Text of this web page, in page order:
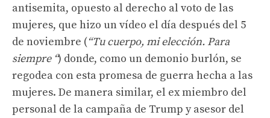
antisemita, opuesto al derecho al voto de las
mujeres, que hizo un vídeo el día después del 5
de noviembre (“Tu cuerpo, mi elección. Para
siempre “) donde, como un demonio burlón, se
regodea con esta promesa de guerra hecha a las
mujeres. De manera similar, el ex miembro del
personal de la campaña de Trump y asesor del